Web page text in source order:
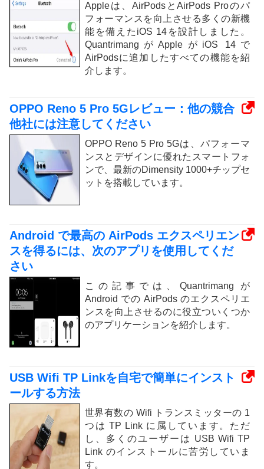
Appleは、AirPodsとAirPods Proのパ
フォーマンスを向上させる多くの新機
能を備えたiOS 14を設計しました。
QuantrimangがAppleがiOS 14で
AirPodsに追加したすべての機能を紹
介します。
OPPO Reno 5 Pro 5Gレビュー：他の競合
他社には注意してください
OPPO Reno 5 Pro 5Gは、パフォーマ
ンスとデザインに優れたスマートフォ
ンで、最新のDimensity 1000+チップセ
ットを搭載しています。
Android で最高の AirPods エクスペリエン
スを得るには、次のアプリを使用してくだ
さい
この記事では、Quantrimang が
Android での AirPods のエクスペリエ
ンスを向上させるのに役立ついくつか
のアプリケーションを紹介します。
USB Wifi TP Linkを自宅で簡単にインスト
ールする方法
世界有数の Wifi トランスミッターの 1
つは TP Link に属しています。ただ
し、多くのユーザーは USB Wifi TP
Link のインストールに苦労していま
す。